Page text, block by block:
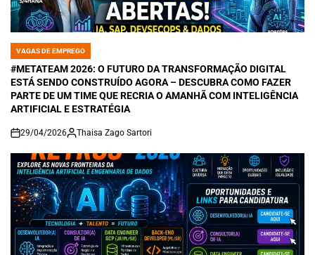
POSTED
IN
VAGAS DE EMPREGO
#METATEAM 2026: O FUTURO DA TRANSFORMAÇÃO DIGITAL
ESTÁ SENDO CONSTRUÍDO AGORA – DESCUBRA COMO FAZER
PARTE DE UM TIME QUE RECRIA O AMANHÃ COM INTELIGÊNCIA
ARTIFICIAL E ESTRATÉGIA
on
29/04/2026 Thaisa Zago Sartori